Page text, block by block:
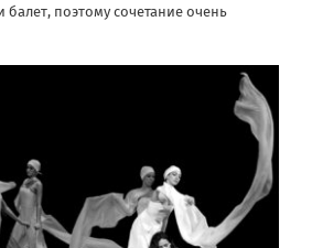
балет, поэтому сочетание очень